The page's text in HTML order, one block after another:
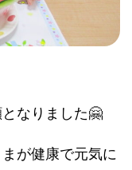
なりました🤗
が健康で元気に